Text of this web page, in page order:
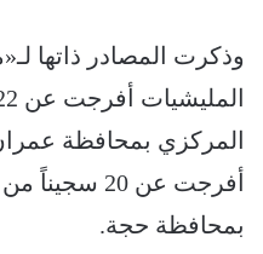
وذكرت المصادر ذاتها
المركزي بمحافظة
أفرجت عن 20
بمحافظة حجة.